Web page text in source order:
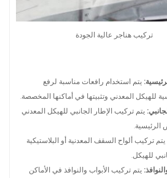
تركيب هناجر عالية الجودة
يتم استخدام رافعات مناسبة لرفع
للهيكل المعدني وتثبيتها في أماكنها المخصصة.
يتم تركيب الإطار الجانبي للهيكل المعدني
الرئيسية.
يتم تركيب ألواح السقف المعدنية أو البلاستيكية
للهيكل.
يتم تركيب الأبواب والنوافذ في الأماكن